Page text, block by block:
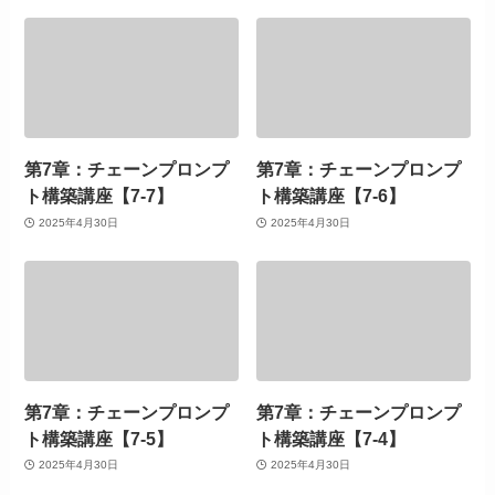
第7章：チェーンプロンプ
ト構築講座【7-7】
2025年4月30日
第7章：チェーンプロンプ
ト構築講座【7-6】
2025年4月30日
第7章：チェーンプロンプ
ト構築講座【7-5】
2025年4月30日
第7章：チェーンプロンプ
ト構築講座【7-4】
2025年4月30日